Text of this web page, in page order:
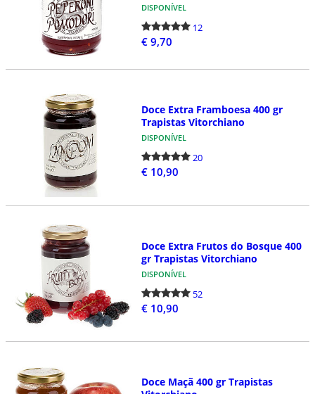
DISPONÍVEL
12
€ 9,70
Doce Extra Framboesa 400 gr
Trapistas Vitorchiano
DISPONÍVEL
20
€ 10,90
Doce Extra Frutos do Bosque 400
gr Trapistas Vitorchiano
DISPONÍVEL
52
€ 10,90
Doce Maçã 400 gr Trapistas